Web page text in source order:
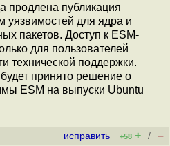
продлена публикация
уязвимостей для ядра и
пакетов. Доступ к ESM-
для пользователей
технической поддержки.
принято решение о
ESM на выпуски Ubuntu
исправить +58 + / –